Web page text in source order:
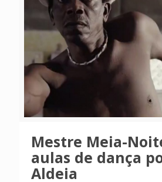
Mestre Meia-
aulas de dança
Aldeia